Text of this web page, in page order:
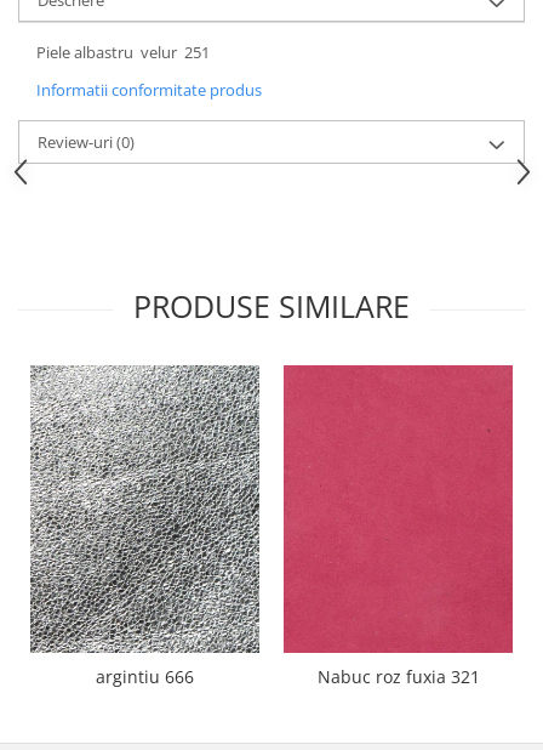
Piele albastru velur 251
Informatii conformitate produs
Review-uri(0)
PRODUSE SIMILARE
argintiu 666 Nabuc roz fuxia 321